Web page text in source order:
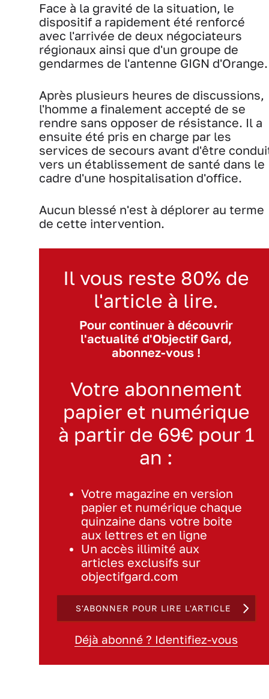
Face à la gravité de la situation, le
dispositif a rapidement été renforcé
avec l'arrivée de deux négociateurs
régionaux ainsi que d'un groupe de
gendarmes de l'antenne GIGN d'Orange.
Après plusieurs heures de discussions,
l'homme a finalement accepté de se
rendre sans opposer de résistance. Il a
ensuite été pris en charge par les
services de secours avant d'être
vers un établissement de santé dans le
cadre d'une hospitalisation d'office.
Aucun blessé n'est à déplorer au terme
de cette intervention.
Il vous reste 80% de
l'article à lire.
Pour continuer à découvrir
l'actualité d'Objectif Gard,
abonnez-vous !
Votre abonnement
papier et numérique
à partir de 69€ pour 1
an :
Votre magazine en version
papier et numérique chaque
quinzaine dans votre boite
aux lettres et en ligne
Un accès illimité aux
articles exclusifs sur
objectifgard.com
S'ABONNER POUR LIRE L'ARTICLE
Déjà abonné ? Identifiez-vous